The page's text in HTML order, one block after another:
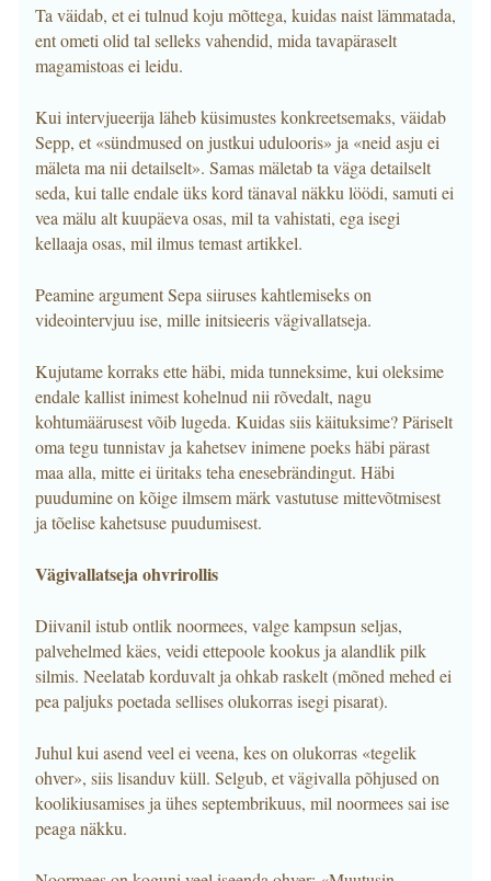
Ta väidab, et ei tulnud koju mõttega, kuidas naist lämmatada,
ent ometi olid tal selleks vahendid, mida tavapäraselt
magamistoas ei leidu.
Kui intervjueerija läheb küsimustes konkreetsemaks, väidab
Sepp, et «sündmused on justkui udulooris» ja «neid asju ei
mäleta ma nii detailselt». Samas mäletab ta väga detailselt
seda, kui talle endale üks kord tänaval näkku löödi, samuti ei
vea mälu alt kuupäeva osas, mil ta vahistati, ega isegi
kellaaja osas, mil ilmus temast artikkel.
Peamine argument Sepa siiruses kahtlemiseks on
videointervjuu ise, mille initsieeris vägivallatseja.
Kujutame korraks ette häbi, mida tunneksime, kui oleksime
endale kallist inimest kohelnud nii rõvedalt, nagu
kohtumäärusest võib lugeda. Kuidas siis käituksime? Päriselt
oma tegu tunnistav ja kahetsev inimene poeks häbi pärast
maa alla, mitte ei üritaks teha enesebrändingut. Häbi
puudumine on kõige ilmsem märk vastutuse mittevõtmisest
ja tõelise kahetsuse puudumisest.
Vägivallatseja ohvrirollis
Diivanil istub ontlik noormees, valge kampsun seljas,
palvehelmed käes, veidi ettepoole kookus ja alandlik pilk
silmis. Neelatab korduvalt ja ohkab raskelt (mõned mehed ei
pea paljuks poetada sellises olukorras isegi pisarat).
Juhul kui asend veel ei veena, kes on olukorras «tegelik
ohver», siis lisanduv küll. Selgub, et vägivalla põhjused on
koolikiusamises ja ühes septembrikuus, mil noormees sai ise
peaga näkku.